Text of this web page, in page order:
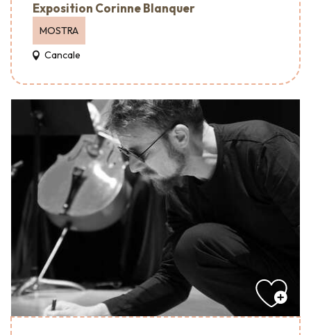
Exposition Corinne Blanquer
MOSTRA
Cancale